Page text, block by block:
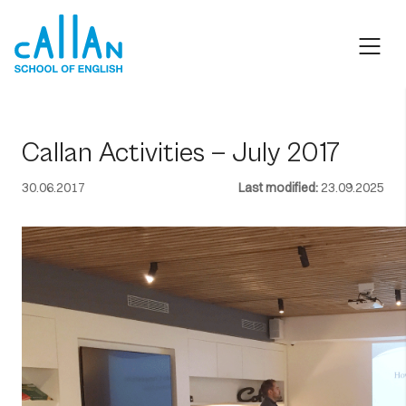
content
Callan Activities — July 2017
30.06.2017 Last modified:23.09.2025